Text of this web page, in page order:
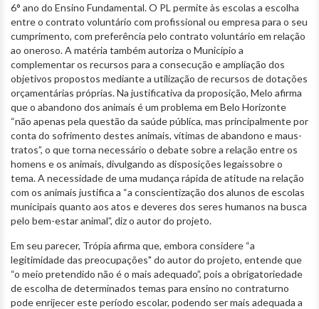
6° ano do Ensino Fundamental. O PL permite às escolas a escolha
entre o contrato voluntário com profissional ou empresa para o seu
cumprimento, com preferência pelo contrato voluntário em relação
ao oneroso. A matéria também autoriza o Município a
complementar os recursos para a consecução e ampliação dos
objetivos propostos mediante a utilização de recursos de dotações
orçamentárias próprias. Na justificativa da proposição, Melo afirma
que o abandono dos animais é um problema em Belo Horizonte
“não apenas pela questão da saúde pública, mas principalmente por
conta do sofrimento destes animais, vítimas de abandono e maus-
tratos”, o que torna necessário o debate sobre a relação entre os
homens e os animais, divulgando as disposições legaissobre o
tema. A necessidade de uma mudança rápida de atitude na relação
com os animais justifica a “a conscientização dos alunos de escolas
municipais quanto aos atos e deveres dos seres humanos na busca
pelo bem-estar animal”, diz o autor do projeto.
Em seu parecer, Trópia afirma que, embora considere “a
legitimidade das preocupações" do autor do projeto, entende que
“o meio pretendido não é o mais adequado”, pois a obrigatoriedade
de escolha de determinados temas para ensino no contraturno
pode enrijecer este período escolar, podendo ser mais adequada a